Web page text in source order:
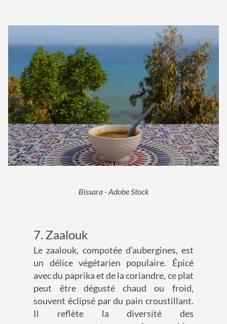
Bissara - Adobe Stock
7. Zaalouk
Le zaalouk, compotée d’aubergines, est
un délice végétarien populaire. Épicé
avec du paprika et de la coriandre, ce plat
peut être dégusté chaud ou froid,
souvent éclipsé par du pain croustillant.
Il reflète la diversité des